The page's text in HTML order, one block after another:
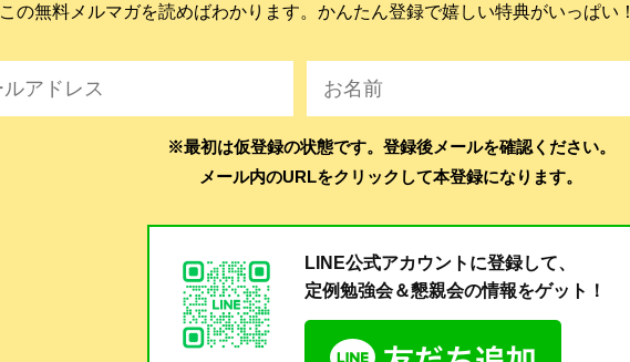
この無料メルマガを読めばわかります。かんたん登録で嬉しい特典がいっぱい！
※最初は仮登録の状態です。登録後メールを確認ください。
メール内のURLをクリックして本登録になります。
LINE公式アカウントに登録して、
定例勉強会＆懇親会の情報をゲット！